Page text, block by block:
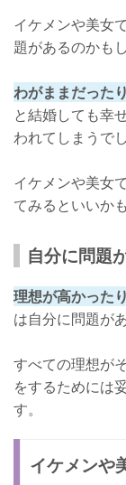
イケメンや美女
題があるのかも
わがままだった
と結婚しても幸
われてしまうでし
イケメンや美女
てみるといいか
自分に問題
理想が高かった
は自分に問題が
すべての理想が
をするためには
す。
イケメンや